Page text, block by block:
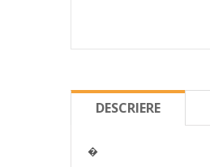
DESCRIERE
�